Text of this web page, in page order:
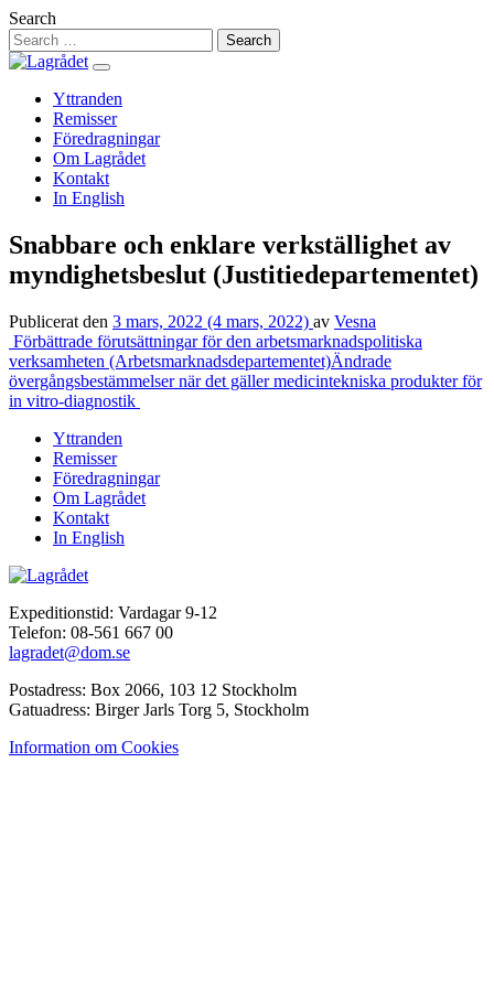
Hoppa
till
innehåll
Search
Yttranden
Remisser
Föredragningar
Om Lagrådet
Kontakt
In English
Snabbare och enklare verkställighet av
myndighetsbeslut (Justitiedepartementet)
Publicerat den 3 mars, 2022 (4 mars, 2022) av Vesna
Inläggsnavigering
Förbättrade förutsättningar för den arbetsmarknadspolitiska
verksamheten (Arbetsmarknadsdepartementet)Ändrade
övergångsbestämmelser när det gäller medicintekniska produkter för
in vitro-diagnostik
Yttranden
Remisser
Föredragningar
Om Lagrådet
Kontakt
In English
Expeditionstid: Vardagar 9-12
Telefon: 08-561 667 00
lagradet@dom.se
Postadress: Box 2066, 103 12 Stockholm
Gatuadress: Birger Jarls Torg 5, Stockholm
Information om Cookies